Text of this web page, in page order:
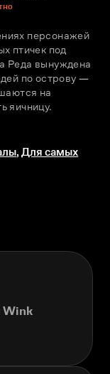
персонажей
птичек под
Реда вынуждена
по острову —
на
яичницу.
,Для самых
Wink